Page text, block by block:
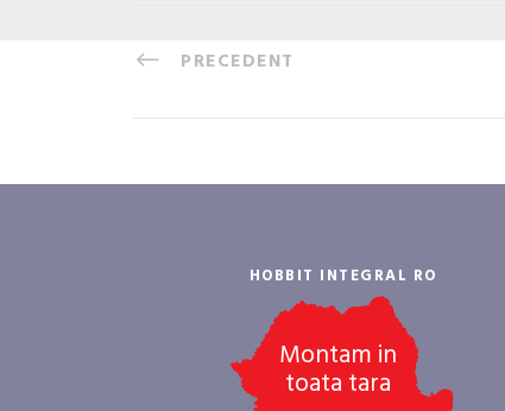
PRECEDENT
HOBBIT INTEGRAL RO
Montam in
toata tara